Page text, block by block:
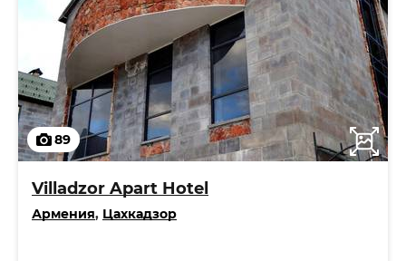
89
Villadzor Apart Hotel
Армения, Цахкадзор